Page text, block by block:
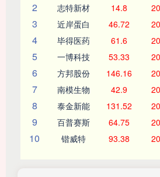
2 志特新材 14.8
3 近岸蛋白 46.72
4 毕得医药 61.6
5 一博科技 53.33
6 方邦股份 146.16
7 南模生物 42.9
8 泰金新能 131.52
9 百普赛斯 64.75
10 锴威特 93.38